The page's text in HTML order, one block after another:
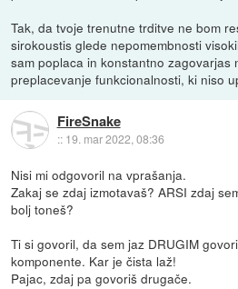
Tak, da tvoje trenutne trditve ne bom
sirokoustis glede nepomembnosti
sam poplaca in konstantno zagovarjas
preplacevanje funkcionalnosti, ki niso
FireSnake
:: 19. mar 2022, 08:36
Nisi mi odgovoril na vprašanja.
Zakaj se zdaj izmotavaš? ARSI zdaj
bolj toneš?
Ti si govoril, da sem jaz DRUGIM
komponente. Kar je čista laž!
Pajac, zdaj pa govoriš drugače.